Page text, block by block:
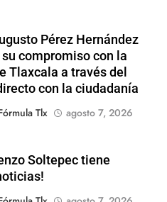
Pérez Hernández
compromiso con la
Tlaxcala a través del
con la ciudadanía
Tlx
agosto 7, 2026
Soltepec tiene